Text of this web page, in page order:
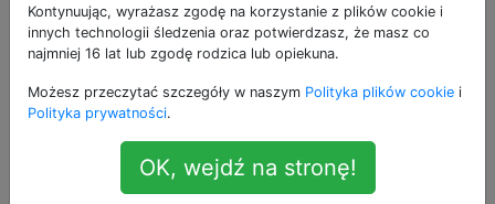
7
Jeśli kupię dziś telefon z
Androidem i chcę jak najdłużej
aktualizować zabezpieczenia, jak
mam wybrać telefon? Chcę
używać niestandardowych ROM-
ów.
Kontynuując, wyrażasz zgodę na korzystanie z plików cookie i
innych technologii śledzenia oraz potwierdzasz, że masz co
najmniej 16 lat lub zgodę rodzica lub opiekuna.
Możesz przeczytać szczegóły w naszym Polityka plików cookie i
Polityka prywatności.
OK, wejdź na stronę!